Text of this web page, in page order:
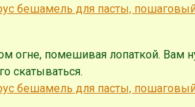
огне, помешивая лопаткой. Вам
скатываться.